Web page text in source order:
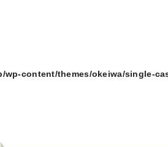
wp-content/themes/okeiwa/single-